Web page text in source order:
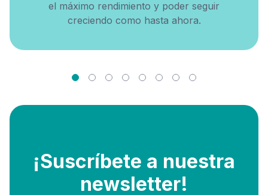
el máximo rendimiento y poder seguir
creciendo como hasta ahora.
¡Suscríbete a nuestra
newsletter!